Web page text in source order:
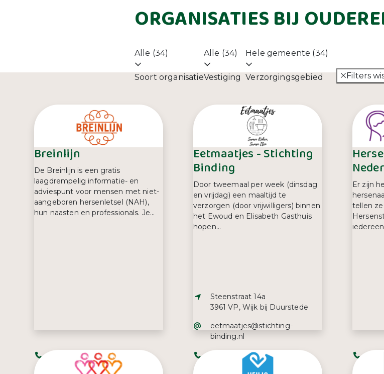
ORGANISATIES BIJ
Alle (34)
Soort organisatie
Alle (34)
Vestiging
Hele gemeente (34)
Verzorgingsgebied Filters
Breinlijn
De Breinlijn is een gratis
laagdrempelig informatie- en
adviespunt voor mensen met niet-
aangeboren hersenletsel (NAH),
hun naasten en professionals. Je...
Telefoonnummer:
085 225 02 44
Eetmaatjes - Stichting
Binding
Door tweemaal per week (dinsdag
en vrijdag) een maaltijd te
verzorgen (door vrijwilligers) binnen
het Ewoud en Elisabeth Gasthuis
hopen...
Adres:
Steenstraat 14a
3961 VP, Wijk bij Duurstede
E-mailadres:
eetmaatjes@stichting-
binding.nl
Telefoonnummer:
0343 47 30 70
Er zijn
tellen